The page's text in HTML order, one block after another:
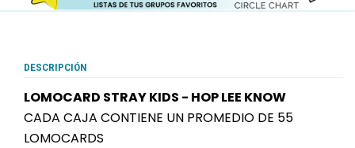
DESCRIPCIÓN
LOMOCARD STRAY KIDS - HOP LEE KNOW
CADA CAJA CONTIENE UN PROMEDIO DE 55
LOMOCARDS